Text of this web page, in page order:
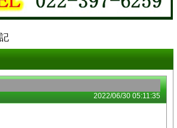
2022/06/30 05:11:35